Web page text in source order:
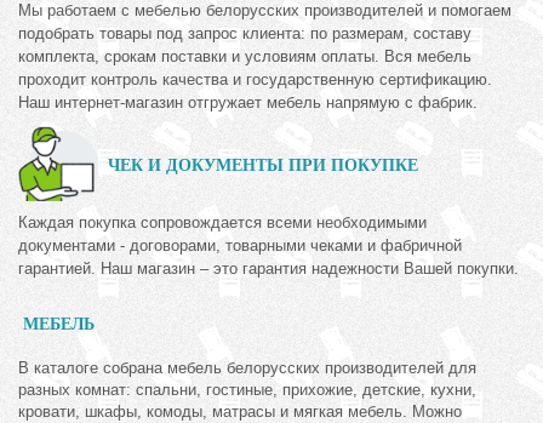
Мы работаем с мебелью белорусских производителей и помогаем
подобрать товары под запрос клиента: по размерам, составу
комплекта, срокам поставки и условиям оплаты. Вся мебель
проходит контроль качества и государственную сертификацию.
Наш интернет-магазин отгружает мебель напрямую с фабрик.
ЧЕК И ДОКУМЕНТЫ ПРИ ПОКУПКЕ
Каждая покупка сопровождается всеми необходимыми
документами - договорами, товарными чеками и фабричной
гарантией. Наш магазин – это гарантия надежности Вашей покупки.
МЕБЕЛЬ
В каталоге собрана мебель белорусских производителей для
разных комнат: спальни, гостиные, прихожие, детские, кухни,
кровати, шкафы, комоды, матрасы и мягкая мебель. Можно